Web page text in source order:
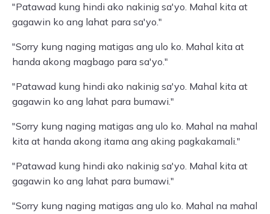
"Patawad kung hindi ako nakinig sa'yo. Mahal kita at
gagawin ko ang lahat para sa'yo."
"Sorry kung naging matigas ang ulo ko. Mahal kita at
handa akong magbago para sa'yo."
"Patawad kung hindi ako nakinig sa'yo. Mahal kita at
gagawin ko ang lahat para bumawi."
"Sorry kung naging matigas ang ulo ko. Mahal na mahal
kita at handa akong itama ang aking pagkakamali."
"Patawad kung hindi ako nakinig sa'yo. Mahal kita at
gagawin ko ang lahat para bumawi."
"Sorry kung naging matigas ang ulo ko. Mahal na mahal